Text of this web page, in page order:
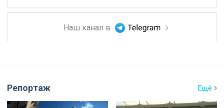
Наш канал в
Репортаж Ещё